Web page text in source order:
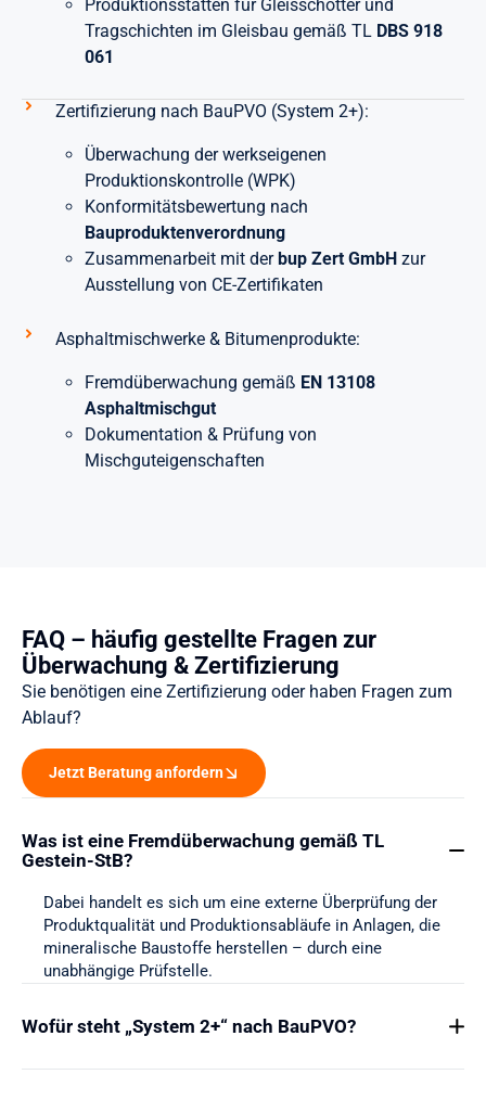
Produktionsstätten für Gleisschotter und
Tragschichten im Gleisbau gemäß TL DBS 918
061
Zertifizierung nach BauPVO (System 2+):
Überwachung der werkseigenen
Produktionskontrolle (WPK)
Konformitätsbewertung nach
Bauproduktenverordnung
Zusammenarbeit mit derbup Zert GmbH zur
Ausstellung von CE-Zertifikaten
Asphaltmischwerke & Bitumenprodukte:
Fremdüberwachung gemäß EN 13108
Asphaltmischgut
Dokumentation & Prüfung von
Mischguteigenschaften
FAQ – häufig gestellte Fragen zur
Überwachung & Zertifizierung
Sie benötigen eine Zertifizierung oder haben Fragen zum
Ablauf?
Jetzt Beratung anfordern
Was ist eine Fremdüberwachung gemäß TL
Gestein-StB?
Dabei handelt es sich um eine externe Überprüfung der
Produktqualität und Produktionsabläufe in Anlagen, die
mineralische Baustoffe herstellen – durch eine
unabhängige Prüfstelle.
Wofür steht „System 2+“ nach BauPVO?